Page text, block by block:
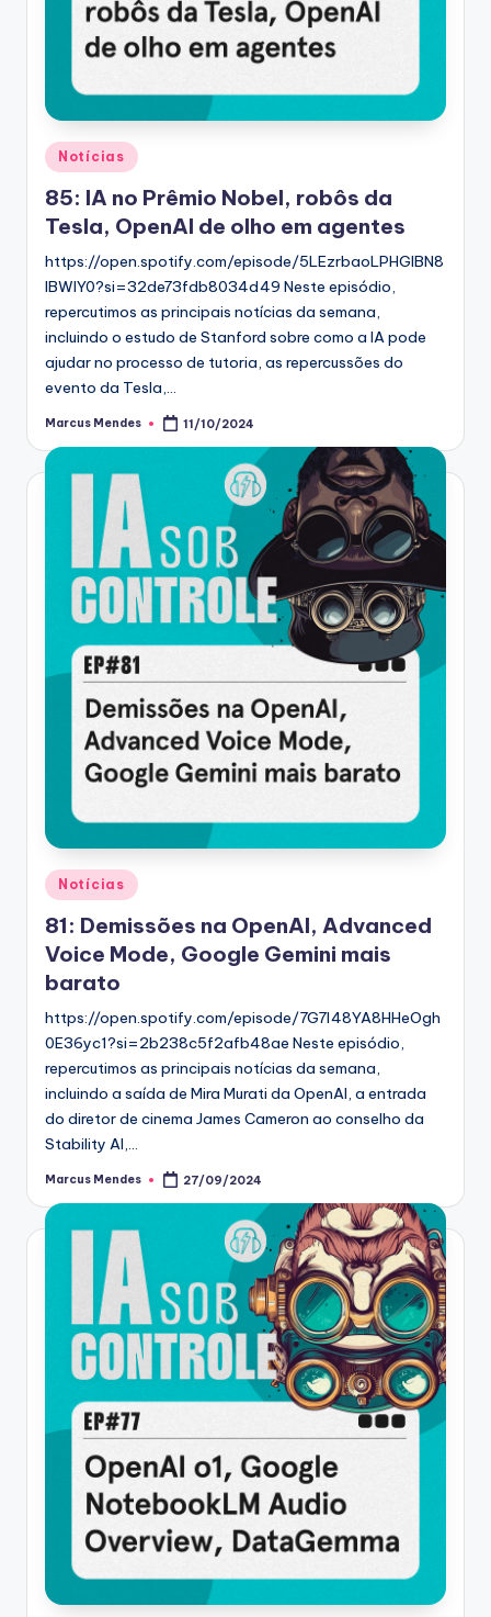
Posted
in
Notícias
85: IA no Prêmio Nobel, robôs da
Tesla, OpenAI de olho em agentes
https://open.spotify.com/episode/5LEzrbaoLPHGlBN8
lBWIY0?si=32de73fdb8034d49 Neste episódio,
repercutimos as principais notícias da semana,
incluindo o estudo de Stanford sobre como a IA pode
ajudar no processo de tutoria, as repercussões do
evento da Tesla,…
Posted
Marcus Mendes 11/10/2024
Posted
in
Notícias
81: Demissões na OpenAI, Advanced
Voice Mode, Google Gemini mais
barato
https://open.spotify.com/episode/7G7l48YA8HHeOgh
0E36yc1?si=2b238c5f2afb48ae Neste episódio,
repercutimos as principais notícias da semana,
incluindo a saída de Mira Murati da OpenAI, a entrada
do diretor de cinema James Cameron ao conselho da
Stability AI,…
Posted
Marcus Mendes 27/09/2024